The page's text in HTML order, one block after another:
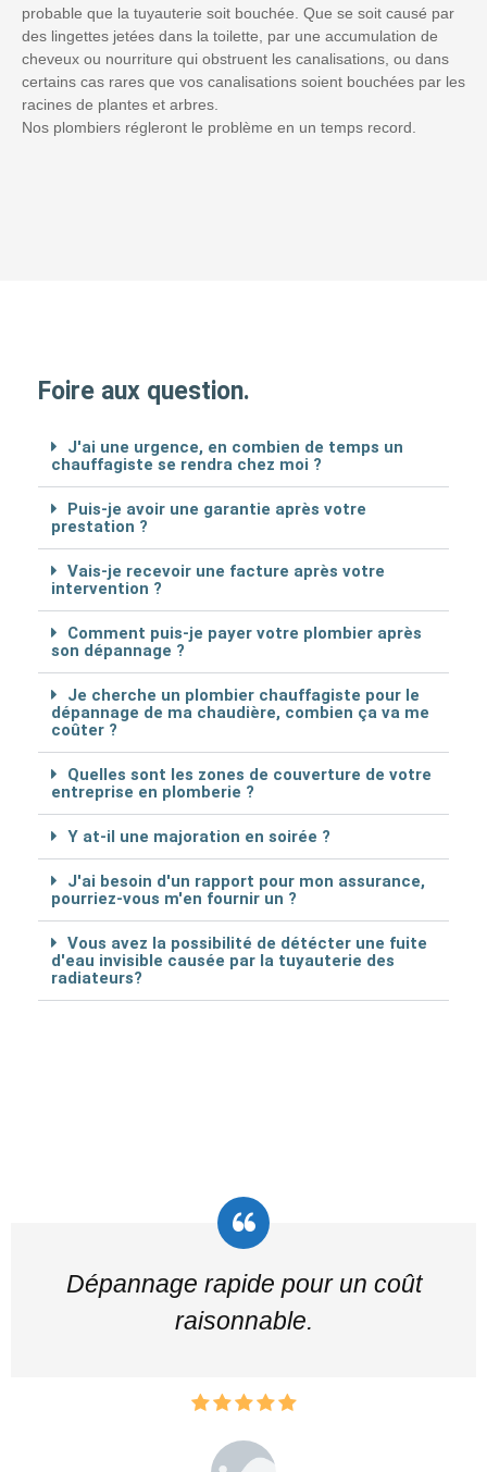
probable que la tuyauterie soit bouchée. Que se soit causé par
des lingettes jetées dans la toilette, par une accumulation de
cheveux ou nourriture qui obstruent les canalisations, ou dans
certains cas rares que vos canalisations soient bouchées par les
racines de plantes et arbres.
Nos plombiers régleront le problème en un temps record.
Foire aux question.
J'ai une urgence, en combien de temps un
chauffagiste se rendra chez moi ?
Puis-je avoir une garantie après votre
prestation ?
Vais-je recevoir une facture après votre
intervention ?
Comment puis-je payer votre plombier après
son dépannage ?
Je cherche un plombier chauffagiste pour le
dépannage de ma chaudière, combien ça va me
coûter ?
Quelles sont les zones de couverture de votre
entreprise en plomberie ?
Y at-il une majoration en soirée ?
J'ai besoin d'un rapport pour mon assurance,
pourriez-vous m'en fournir un ?
Vous avez la possibilité de détécter une fuite
d'eau invisible causée par la tuyauterie des
radiateurs?
Dépannage rapide pour un coût
raisonnable.